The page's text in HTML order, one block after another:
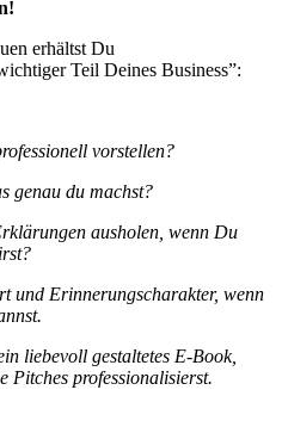
erhältst Du
Teil Deines Business”:
vorstellen?
genau du machst?
ausholen, wenn Du
und Erinnerungscharakter, wenn
liebevoll gestaltetes E-Book,
professionalisierst.